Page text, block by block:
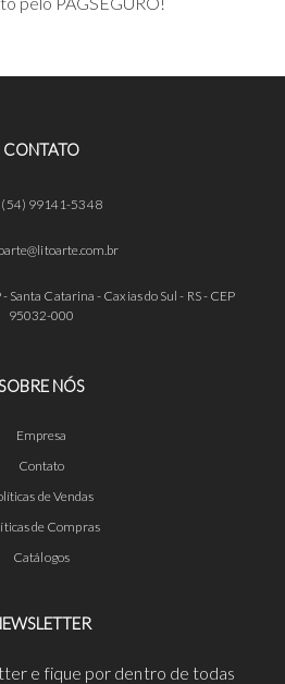
CONTATO
(54) 99141-5348
Santa Catarina - Caxias do Sul - RS - CEP
95032-000
SOBRE NÓS
Empresa
Contato
de Vendas
de Compras
Catálogos
e fique por dentro de todas